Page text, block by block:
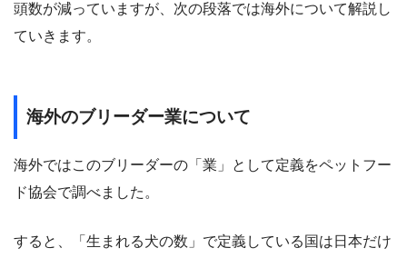
頭数が減っていますが、次の段落では海外について解説し
ていきます。
海外のブリーダー業について
海外ではこのブリーダーの「業」として定義をペットフー
ド協会で調べました。
すると、「生まれる犬の数」で定義している国は日本だけ